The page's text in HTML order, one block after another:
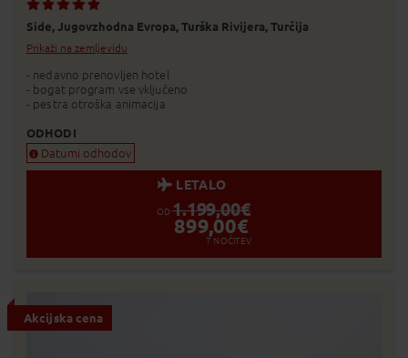
Side, Jugovzhodna Evropa, Turška Rivijera, Turčija
Prikaži na zemljevidu
- nedavno prenovljen hotel
- bogat program vse vključeno
- pestra otroška animacija
ODHODI
Datumi odhodov
LETALO
OD1.199,00€
899,00€
7 NOČITEV
Akcijska cena